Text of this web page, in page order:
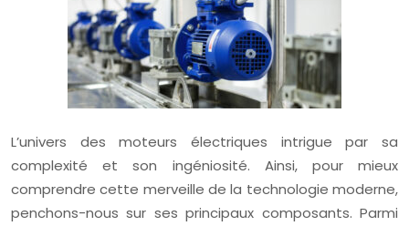
L’univers des moteurs électriques intrigue par sa
complexité et son ingéniosité. Ainsi, pour mieux
comprendre cette merveille de la technologie moderne,
penchons-nous sur ses principaux composants. Parmi